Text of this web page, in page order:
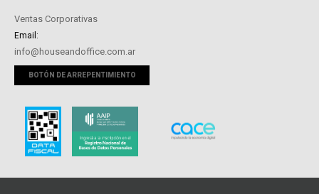
Ventas Corporativas
Email:
info@houseandoffice.com.ar
BOTÓN DE ARREPENTIMIENTO